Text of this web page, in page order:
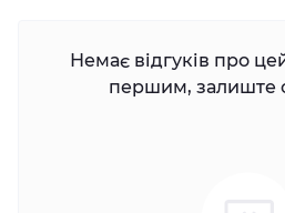
Немає відгуків про
першим, залиште